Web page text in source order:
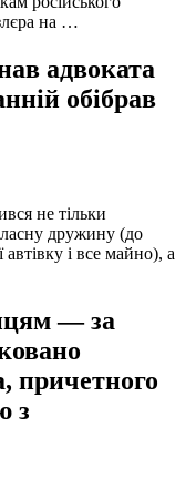
на …
адвоката
обібрав
не тільки
дружину (до
автівку і все майно), а
— за
причетного
з